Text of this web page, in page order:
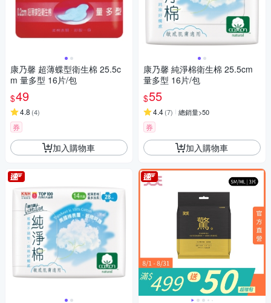
康乃馨 超薄蝶型衛生棉 25.5c
m 量多型 16片/包
$49
4.8 (4)
券
加入購物車
康乃馨 純淨棉衛生棉 25.5cm
量多型 16片/包
$55
4.4(7) 總銷量>50
券
加入購物車